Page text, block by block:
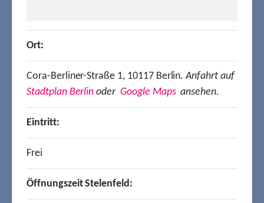
Ort:
Cora-Berliner-Straße 1, 10117 Berlin.Anfahrt auf
Stadtplan Berlin oder Google Mapsansehen.
Eintritt:
Frei
Öffnungszeit Stelenfeld: